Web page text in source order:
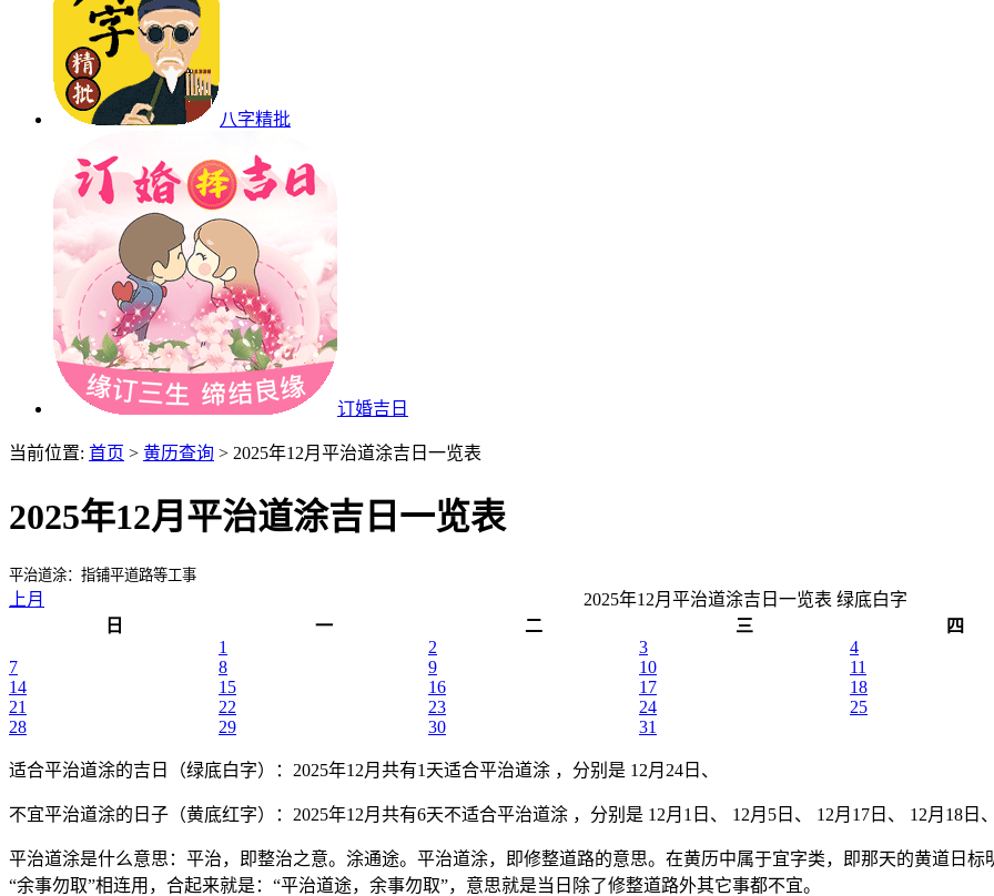
八字精批
订婚吉日
当前位置: 首页 > 黄历查询 > 2025年12月平治道涂吉日一览表
2025年12月平治道涂吉日一览表
平治道涂：指铺平道路等工事
上月 2025年12月平治道涂吉日一览表 绿底白字
日
一 二 三 四
1
2 3 4
7
8 9 10 11
14
15 16 17 18
21
22 23 24 25
28
29 30 31
适合平治道涂的吉日（绿底白字） ：2025年12月共有1天适合平治道涂 ，分别是 12月24日、
不宜平治道涂的日子（黄底红字） ：2025年12月共有6天不适合平治道涂 ，分别是 12月1日、 12月5日、 12月17日、 12月18日
平治道涂是什么意思：平治，即整治之意。涂通途。平治道涂，即修整道路的意思。在黄历中属于宜字类，即那天的黄道日
“余事勿取”相连用，合起来就是：“平治道途，余事勿取”，意思就是当日除了修整道路外其它事都不宜。